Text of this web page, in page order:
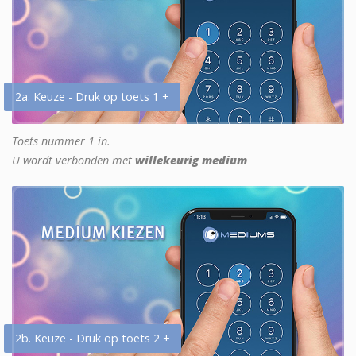
2a. Keuze - Druk op toets 1 +
Toets nummer 1 in.
U wordt verbonden met willekeurig medium
2b. Keuze - Druk op toets 2 +